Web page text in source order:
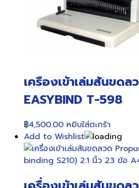
เครืองเข้าเล่มสันขดล
EASYBIND T-598
฿4,500.00 หยิบใส่ตะกร้า
Add to Wishlist